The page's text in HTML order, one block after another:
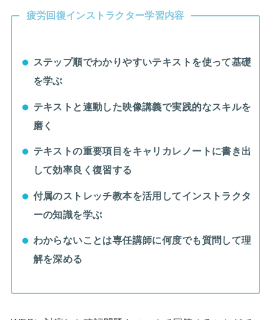
疲労回復インストラクター学習内容
ステップ順でわかりやすいテキストを使って基礎
を学ぶ
テキストと連動した映像講義で実践的なスキルを
磨く
テキストの重要項目をキャリカレノートに書き出
して効率良く復習する
付属のストレッチ教本を活用してインストラクタ
ーの知識を学ぶ
わからないことは専任講師に何度でも質問して理
解を深める